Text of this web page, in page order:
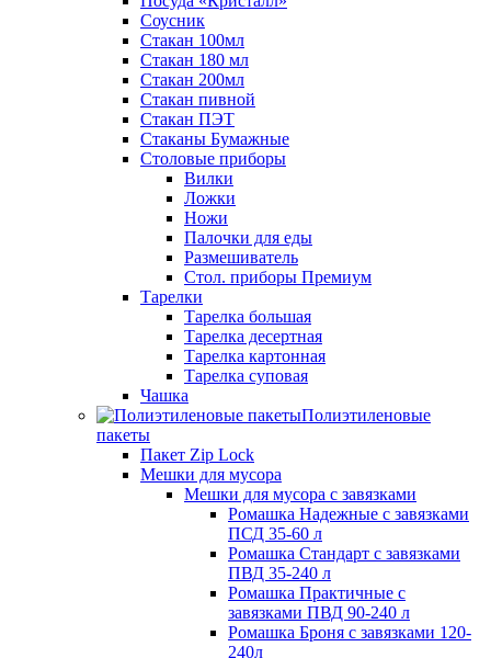
Соусник
Стакан 100мл
Стакан 180 мл
Стакан 200мл
Стакан пивной
Стакан ПЭТ
Стаканы Бумажные
Столовые приборы
Вилки
Ложки
Ножи
Палочки для еды
Размешиватель
Стол. приборы Премиум
Тарелки
Тарелка большая
Тарелка десертная
Тарелка картонная
Тарелка суповая
Чашка
Полиэтиленовые
пакеты
Пакет Zip Lock
Мешки для мусора
Мешки для мусора с завязками
Ромашка Надежные с завязками
ПСД 35-60 л
Ромашка Стандарт с завязками
ПВД 35-240 л
Ромашка Практичные с
завязками ПВД 90-240 л
Ромашка Броня с завязками 120-
240л